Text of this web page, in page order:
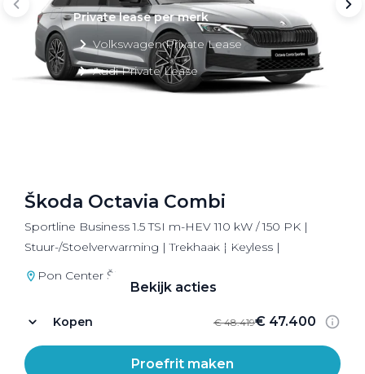
Private lease per merk
Volkswagen Private Lease
Audi Private Lease
SEAT Private Lease
Bekijk alle aanbiedingen
Bekijk acties
Škoda Octavia Combi
Sportline Business 1.5 TSI m-HEV 110 kW / 150 PK |
Stuur-/Stoelverwarming | Trekhaak | Keyless |
Pon Center Škoda Utrecht
Kopen € 48.419€ 47.400
Proefrit maken